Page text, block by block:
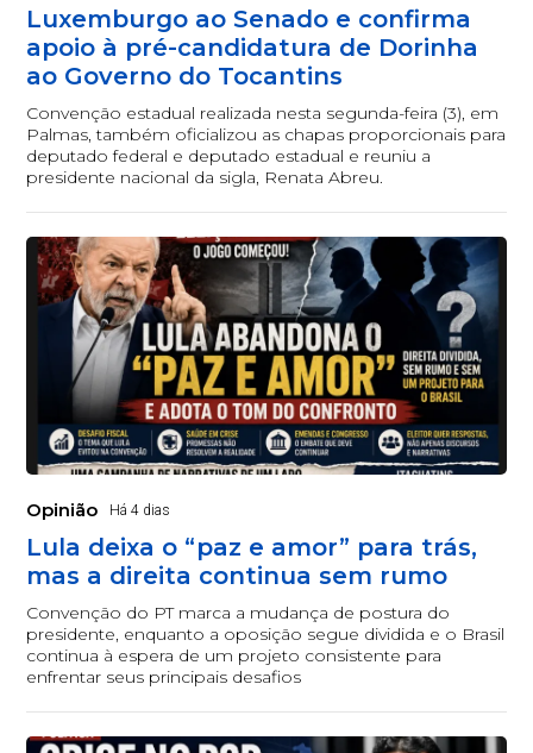
Luxemburgo ao Senado e confirma
apoio à pré-candidatura de Dorinha
ao Governo do Tocantins
Convenção estadual realizada nesta segunda-feira (3), em
Palmas, também oficializou as chapas proporcionais para
deputado federal e deputado estadual e reuniu a
presidente nacional da sigla, Renata Abreu.
Opinião Há 4 dias
Lula deixa o “paz e amor” para trás,
mas a direita continua sem rumo
Convenção do PT marca a mudança de postura do
presidente, enquanto a oposição segue dividida e o Brasil
continua à espera de um projeto consistente para
enfrentar seus principais desafios